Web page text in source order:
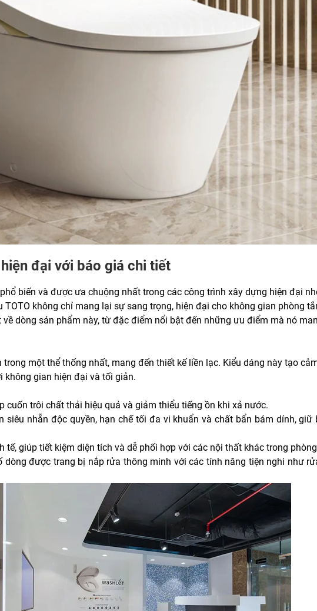
đại với báo giá chi tiết
biến và được ưa chuộng nhất trong các công trình xây dựng hiện đại
không chỉ mang lại sự sang trọng, hiện đại cho không gian phòng
dòng sản phẩm này, từ đặc điểm nổi bật đến những ưu điểm mà nó
một thể thống nhất, mang đến thiết kế liền lạc. Kiểu dáng này tạo
không gian hiện đại và tối giản.
cuốn trôi chất thải hiệu quả và giảm thiểu tiếng ồn khi xả nước.
siêu nhẵn độc quyền, hạn chế tối đa vi khuẩn và chất bẩn bám dính, giữ
tế, giúp tiết kiệm diện tích và dễ phối hợp với các nội thất khác trong
dòng được trang bị nắp rửa thông minh với các tính năng tiện nghi như